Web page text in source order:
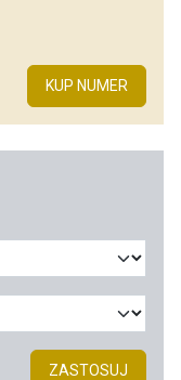
KUP NUMER
ZASTOSUJ